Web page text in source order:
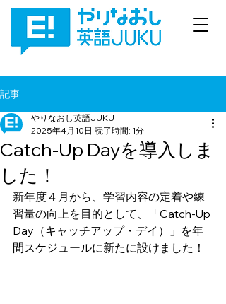
記事
Catch-Up Dayを導入しま
した！
やりなおし英語JUKU
2025年4月10日 読了時間: 1分
新年度４月から、学習内容の定着や練
習量の向上を目的として、「Catch-Up
Day（キャッチアップ・デイ）」を年
間スケジュールに新たに設けました！